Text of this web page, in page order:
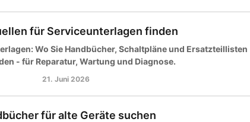
für Serviceunterlagen finden
Wo Sie Handbücher, Schaltpläne und Ersatzteillisten
- für Reparatur, Wartung und Diagnose.
21. Juni 2026
für alte Geräte suchen